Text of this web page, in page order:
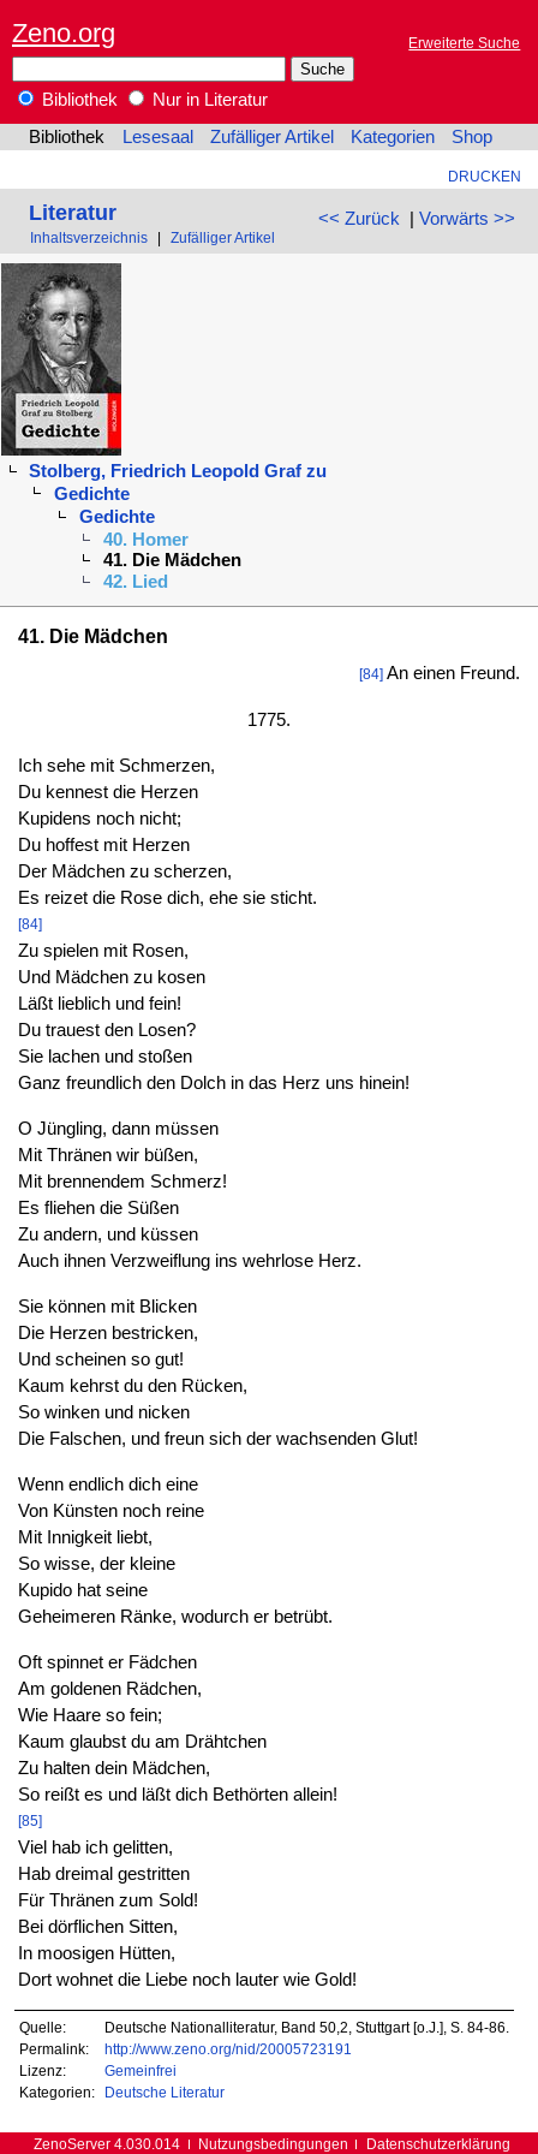
Zeno.org Erweiterte Suche
Bibliothek
Nur in Literatur
Bibliothek
Lesesaal Zufälliger Artikel Kategorien Shop
DRUCKEN
<< Zurück | Vorwärts >>
Literatur
Inhaltsverzeichnis Zufälliger Artikel
Stolberg, Friedrich Leopold Graf zu
Gedichte
Gedichte
40. Homer
41. Die Mädchen
42. Lied
41. Die Mädchen
[84] An einen Freund.
1775.
Ich sehe mit Schmerzen,
Du kennest die Herzen
Kupidens noch nicht;
Du hoffest mit Herzen
Der Mädchen zu scherzen,
Es reizet die Rose dich, ehe sie sticht.
[84]
Zu spielen mit Rosen,
Und Mädchen zu kosen
Läßt lieblich und fein!
Du trauest den Losen?
Sie lachen und stoßen
Ganz freundlich den Dolch in das Herz uns hinein!
O Jüngling, dann müssen
Mit Thränen wir büßen,
Mit brennendem Schmerz!
Es fliehen die Süßen
Zu andern, und küssen
Auch ihnen Verzweiflung ins wehrlose Herz.
Sie können mit Blicken
Die Herzen bestricken,
Und scheinen so gut!
Kaum kehrst du den Rücken,
So winken und nicken
Die Falschen, und freun sich der wachsenden Glut!
Wenn endlich dich eine
Von Künsten noch reine
Mit Innigkeit liebt,
So wisse, der kleine
Kupido hat seine
Geheimeren Ränke, wodurch er betrübt.
Oft spinnet er Fädchen
Am goldenen Rädchen,
Wie Haare so fein;
Kaum glaubst du am Drähtchen
Zu halten dein Mädchen,
So reißt es und läßt dich Bethörten allein!
[85]
Viel hab ich gelitten,
Hab dreimal gestritten
Für Thränen zum Sold!
Bei dörflichen Sitten,
In moosigen Hütten,
Dort wohnet die Liebe noch lauter wie Gold!
Quelle:
Deutsche Nationalliteratur, Band 50,2, Stuttgart [o.J.], S. 84-86.
Permalink:
http://www.zeno.org/nid/20005723191
Lizenz:
Gemeinfrei
Kategorien:
Deutsche Literatur
ZenoServer 4.030.014 Nutzungsbedingungen
Datenschutzerklärung